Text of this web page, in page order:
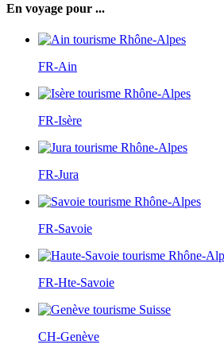
En voyage pour ...
FR-Ain
FR-Isère
FR-Jura
FR-Savoie
FR-Hte-Savoie
CH-Genève